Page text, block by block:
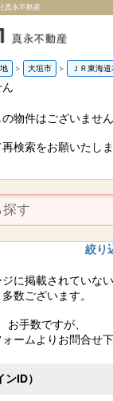
真永不動産
> 大垣市 > ＪＲ東海
物件はございません
検索をお願いたしま
絞り
に掲載されていな
多数ございます。
お手数ですが、
ームよりお問合せ下
ID）